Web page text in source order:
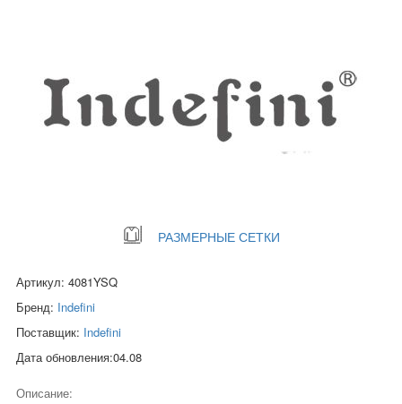
РАЗМЕРНЫЕ СЕТКИ
Артикул: 4081YSQ
Бренд: Indefini
Поставщик: Indefini
Дата обновления:04.08
Описание: